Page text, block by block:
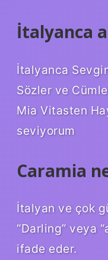
İtalyanca
İtalyanca
Sözler ve
Mia Vitasten
seviyorum
Caramia
İtalyan ve çok
“Darling” veya
ifade eder.